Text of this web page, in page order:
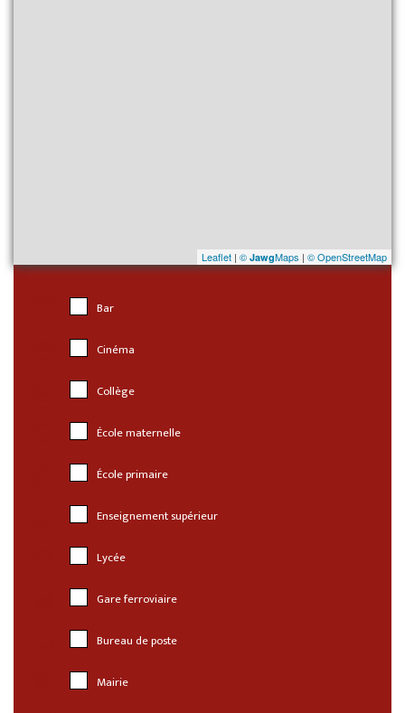
Leaflet | © JawgMaps | © OpenStreetMap
Bar
Cinéma
Collège
École maternelle
École primaire
Enseignement supérieur
Lycée
Gare ferroviaire
Bureau de poste
Mairie